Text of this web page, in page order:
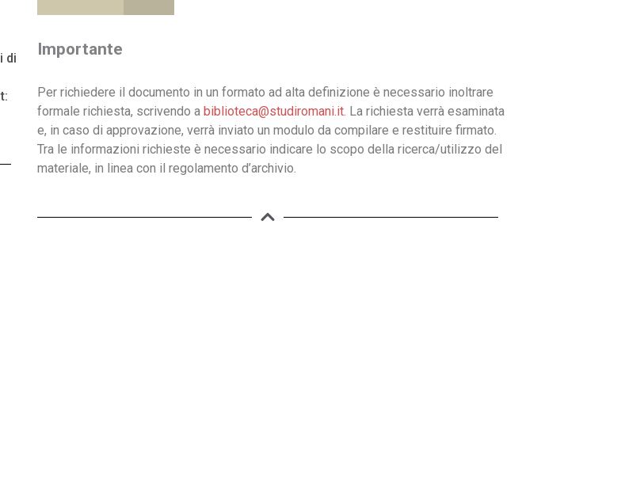
di
Importante
Per richiedere il documento in un formato ad alta definizione è necessario inoltrare
formale richiesta, scrivendo a biblioteca@studiromani.it. La richiesta verrà esaminata
e, in caso di approvazione, verrà inviato un modulo da compilare e restituire firmato.
Tra le informazioni richieste è necessario indicare lo scopo della ricerca/utilizzo del
materiale, in linea con il regolamento d’archivio.